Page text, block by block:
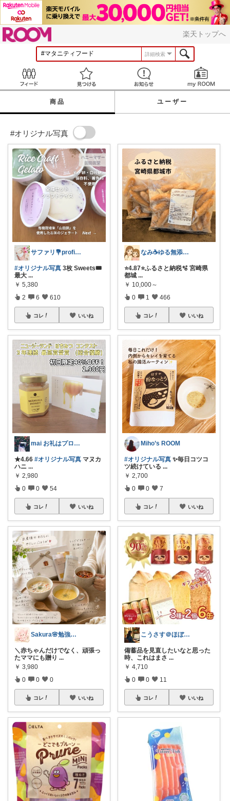
楽天トップへ
詳細検索
見つける お知らせ
商品 ユーザー
#オリジナル写真
サファリ‎💐profileにてお礼
#オリジナル写真 3枚 Sweets🎟
最大 ...
￥ 5,380
2 6 610
コレ いいね
mai お礼はプロフに𓅯𖤣𖥧✳︎
★4.66 #オリジナル写真 マヌカ
ハニ ...
￥ 2,980
0 0 54
コレ いいね
Sakura🌸勉強と暮らし愛用品
＼赤ちゃんだけでなく、頑張っ
たママにも贈り ...
￥ 3,980
0 0 0
コレ いいね
なみ☕ゆる無添加🌱5歳差姉妹
⭐️4.87⭐️ふるさと納税🫧 宮崎県
都城 ...
￥ 10,000～
0 1 466
コレ いいね
Miho’s ROOM
#オリジナル写真 ✨毎日コツコ
ツ続けている ...
￥ 2,700
0 0 7
コレ いいね
こうさす＠ほぼ毎日更新
備蓄品を見直したいなと思った
時、これはまさ ...
￥ 4,710
0 0 11
コレ いいね